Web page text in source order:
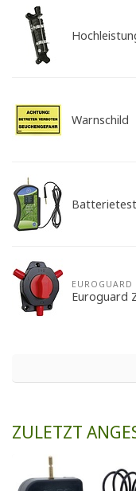
Warnschild
EUROGUARD
Euroguard
ZULETZT